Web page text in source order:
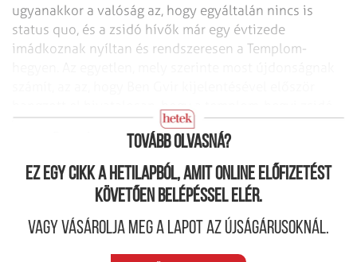
ugyanakkor a valóság az, hogy egyáltalán nincs is
status quo, és a zsidó hívők már egy évtizede
imádkoznak nyíltan és rendszeresen a Templom-
Tovább olvasná?
Ez egy cikk a hetilapból, amit online előfizetést
követően belépéssel elér.
Vagy vásárolja meg a lapot az újságárusoknál.